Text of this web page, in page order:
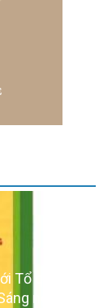
mừng Đại hội